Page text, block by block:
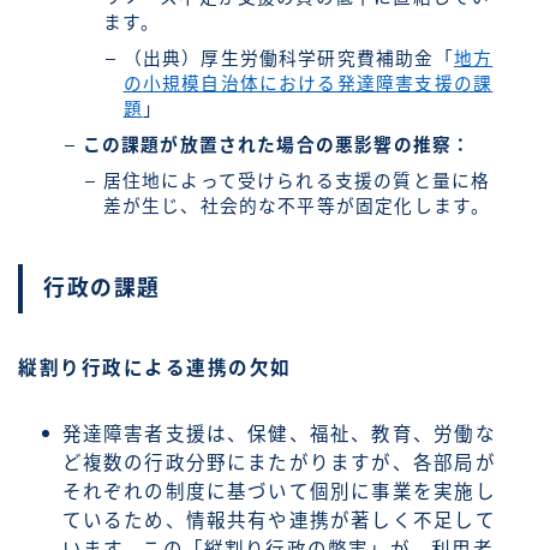
ます。
（出典）厚生労働科学研究費補助金「 地方
の小規模自治体における発達障害支援の課
題 」
この課題が放置された場合の悪影響の推察：
居住地によって受けられる支援の質と量に格
差が生じ、社会的な不平等が固定化します。
行政の課題
縦割り行政による連携の欠如
発達障害者支援は、保健、福祉、教育、労働な
ど複数の行政分野にまたがりますが、各部局が
それぞれの制度に基づいて個別に事業を実施し
ているため、情報共有や連携が著しく不足して